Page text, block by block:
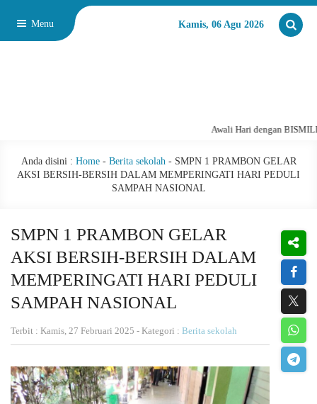
Menu Kamis, 06 Agu 2026
Awali Hari dengan
Anda disini : Home- Berita sekolah- SMPN 1 PRAMBON GELAR
AKSI BERSIH-BERSIH DALAM MEMPERINGATI HARI PEDULI
SAMPAH NASIONAL
SMPN 1 PRAMBON GELAR
AKSI BERSIH-BERSIH DALAM
MEMPERINGATI HARI PEDULI
SAMPAH NASIONAL
Terbit : Kamis, 27 Februari 2025 - Kategori : Berita sekolah